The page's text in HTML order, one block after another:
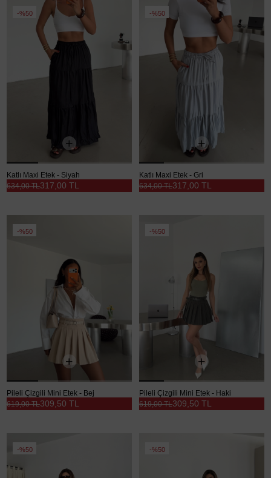
%50
Katlı Maxi Etek - Siyah
317,00 TL
634,00 TL
%50
Katlı Maxi Etek - Gri
317,00 TL
634,00 TL
%50
Pileli Çizgili Mini Etek - Bej
309,50 TL
619,00 TL
%50
Pileli Çizgili Mini Etek - Haki
309,50 TL
619,00 TL
%50 %50